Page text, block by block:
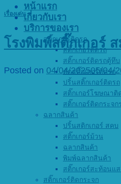
หน้าแรก
เกี่ยวกับเรา
บริการของเรา
สติ๊กเกอร์ติดรถ
สติ๊กเกอร์ติดรถ
สติ๊กเกอร์ติดรถตู้ทึบ
ตัดสติ๊กเกอร์ติดรถ
ปริ้นสติ๊กเกอร์ติดรถ
สติ๊กเกอร์โฆษณาติ
สติ๊กเกอร์ติดกระจก
ฉลากสินค้า
ปริ้นสติกเกอร์ สคบ
สติ๊กเกอร์ม้วน
ฉลากสินค้า
พิมพ์ฉลากสินค้า
สติ๊กเกอร์สะท้อนแส
สติ๊กเกอร์ติดกระจก
เรื่องเด่น
โรงพิมพ์สติ๊กเกอร์
Posted on 04/04/202505/04/